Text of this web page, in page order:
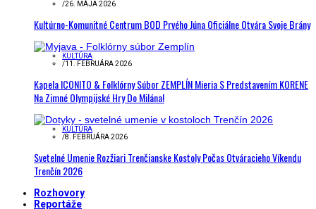
/26. MÁJA 2026
Kultúrno-Komunitné Centrum BOD Prvého Júna Oficiálne Otvára Svoje Brány
KULTÚRA
/11. FEBRUÁRA 2026
Kapela ICONITO & Folklórny Súbor ZEMPLÍN Mieria S Predstavením KORENE
Na Zimné Olympijské Hry Do Milána!
KULTÚRA
/8. FEBRUÁRA 2026
Svetelné Umenie Rozžiari Trenčianske Kostoly Počas Otváracieho Víkendu
Trenčín 2026
Rozhovory
Reportáže